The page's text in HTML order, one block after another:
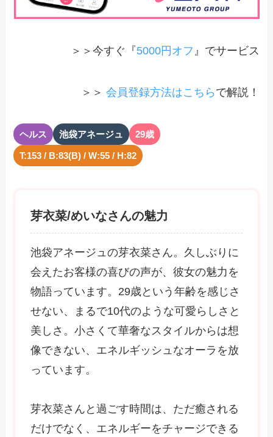
＞＞今すぐ『5000円オフ 』でサービス
＞＞ 会員登録方法はこちら で解説！
ヘルス 池袋アネージュ 29歳
T:153 / B:83(B) / W:55 / H:82
芽衣菜/めいなさんの魅力
池袋アネージュの芽衣菜さん。久しぶりに
会えたお客様の喜びの声が、彼女の魅力を
物語っています。29歳という年齢を感じさ
せない、まるで10代のような可愛らしさと
美しさ。小さくて華奢なスタイルからは想
像できない、エネルギッシュなオーラを放
っています。
芽衣菜さんと過ごす時間は、ただ癒される
だけでなく、エネルギーをチャージできる